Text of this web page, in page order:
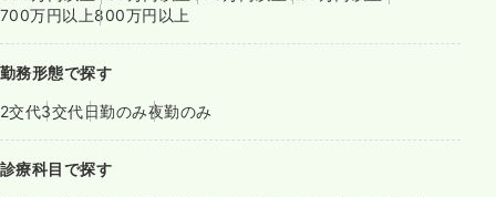
700万円以上800万円以上
勤務形態で探す
2交代3交代日勤のみ夜勤のみ
診療科目で探す